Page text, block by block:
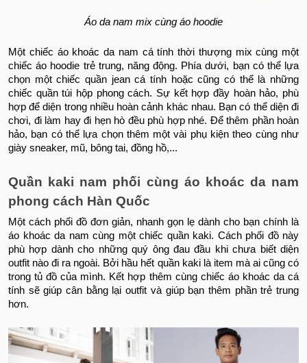
Áo da nam mix cùng áo hoodie
Một chiếc áo khoác da nam cá tính thời thượng mix cùng một
chiếc áo hoodie trẻ trung, năng động. Phía dưới, bạn có thể lựa
chọn một chiếc quần jean cá tính hoặc cũng có thể là những
chiếc quần túi hộp phong cách. Sự kết hợp đầy hoàn hảo, phù
hợp để diện trong nhiều hoàn cảnh khác nhau. Bạn có thể diện đi
chơi, đi làm hay đi hẹn hò đều phù hợp nhé. Để thêm phần hoàn
hảo, bạn có thể lựa chọn thêm một vài phụ kiện theo cùng như
giày sneaker, mũ, bông tai, đồng hồ,...
Quần kaki nam phối cùng áo khoác da nam
phong cách Hàn Quốc
Một cách phối đồ đơn giản, nhanh gọn lẹ dành cho bạn chính là
áo khoác da nam cùng một chiếc quần kaki. Cách phối đồ này
phù hợp dành cho những quý ông đau đầu khi chưa biết diện
outfit nào đi ra ngoài. Bởi hầu hết quần kaki là item mà ai cũng có
trong tủ đồ của mình. Kết hợp thêm cùng chiếc áo khoác da cá
tính sẽ giúp cân bằng lại outfit và giúp bạn thêm phần trẻ trung
hơn.